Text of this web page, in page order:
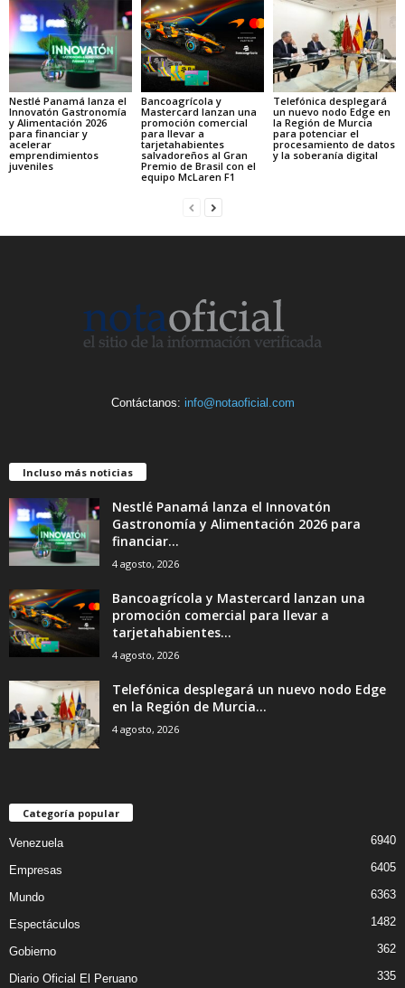
Nestlé Panamá lanza el
Innovatón Gastronomía
y Alimentación 2026
para financiar y
acelerar
emprendimientos
juveniles
Bancoagrícola y
Mastercard lanzan una
promoción comercial
para llevar a
tarjetahabientes
salvadoreños al Gran
Premio de Brasil con el
equipo McLaren F1
Telefónica desplegará
un nuevo nodo Edge en
la Región de Murcia
para potenciar el
procesamiento de datos
y la soberanía digital
Contáctanos: info@notaoficial.com
Incluso más noticias
Nestlé Panamá lanza el Innovatón
Gastronomía y Alimentación 2026 para
financiar...
4 agosto, 2026
Bancoagrícola y Mastercard lanzan una
promoción comercial para llevar a
tarjetahabientes...
4 agosto, 2026
Telefónica desplegará un nuevo nodo Edge
en la Región de Murcia...
4 agosto, 2026
Categoría popular
Venezuela 6940
Empresas 6405
Mundo 6363
Espectáculos 1482
Gobierno 362
Diario Oficial El Peruano 335